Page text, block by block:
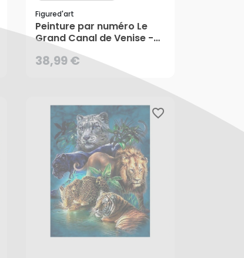
Figured'art
Peinture par numéro Le
Grand Canal de Venise -
Figured'Art
38,99 €CRÉER UNE ALERTE
favorite_border